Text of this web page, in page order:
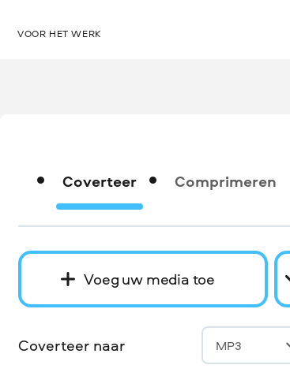
VOOR HET WERK
Coverteer Comprimeren
Voeg uw media toe
Coverteer naar MP3